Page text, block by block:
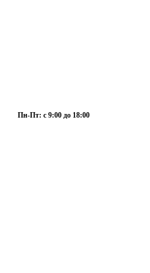
Пн-Пт: с 9:00 до 18:00